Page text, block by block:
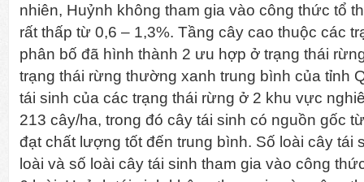
nhiên, Huỷnh không tham gia vào công thức tổ
rất thấp từ 0,6 – 1,3%. Tầng cây cao thuộc các
phân bố đã hình thành 2 ưu hợp ở trạng thái
trạng thái rừng thường xanh trung bình của tỉnh
tái sinh của các trạng thái rừng ở 2 khu vực
213 cây/ha, trong đó cây tái sinh có nguồn gốc
đạt chất lượng tốt đến trung bình. Số loài cây tái
loài và số loài cây tái sinh tham gia vào công